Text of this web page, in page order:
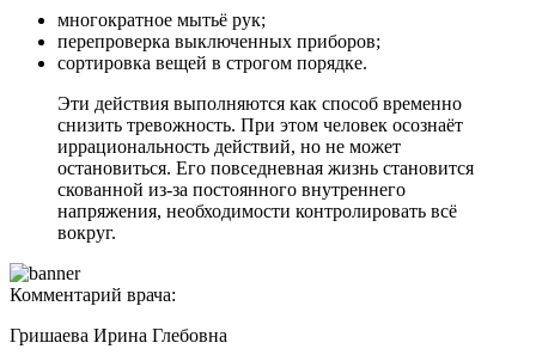
многократное мытьё рук;
перепроверка выключенных приборов;
сортировка вещей в строгом порядке.
Эти действия выполняются как способ временно
снизить тревожность. При этом человек осознаёт
иррациональность действий, но не может
остановиться. Его повседневная жизнь становится
скованной из-за постоянного внутреннего
напряжения, необходимости контролировать всё
вокруг.
Комментарий врача:
Гришаева Ирина Глебовна